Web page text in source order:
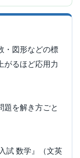
・図形などの標
がるほど応用力
題を解き方ごと
試 数学』（文英